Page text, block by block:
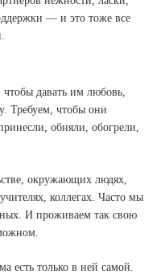
— и это тоже все
давать им любовь,
Требуем, чтобы они
обняли, обогрели,
окружающих людях,
коллегах. Часто мы
И проживаем так свою
есть только в ней самой.